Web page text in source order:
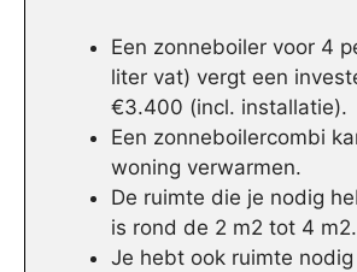
Een zonneboiler voor 4
liter vat) vergt een
€3.400 (incl. installatie).
Een zonneboilercombi
woning verwarmen.
De ruimte die je nodig
is rond de 2 m2 tot 4 m2.
Je hebt ook ruimte